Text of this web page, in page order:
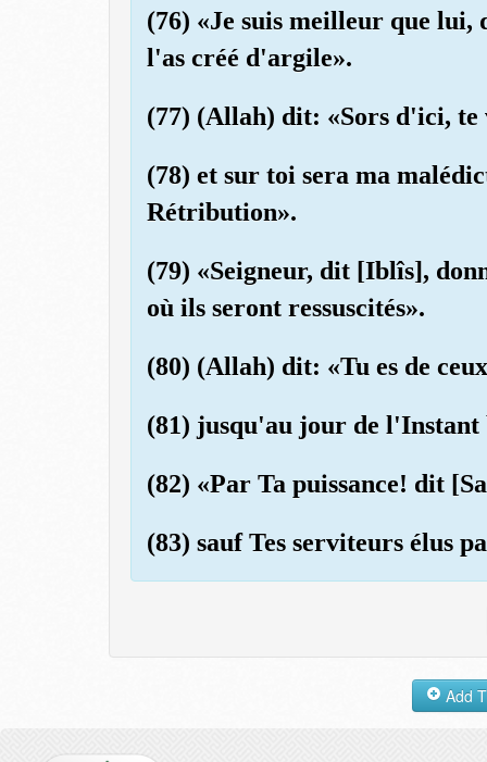
(76) «Je suis meilleur que
l'as créé d'argile».
(77) (Allah) dit: «Sors d'ici,
(78) et sur toi sera ma
Rétribution».
(79) «Seigneur, dit [Iblîs],
où ils seront ressuscités».
(80) (Allah) dit: «Tu es de
(81) jusqu'au jour de l'Instant
(82) «Par Ta puissance! dit
(83) sauf Tes serviteurs élus